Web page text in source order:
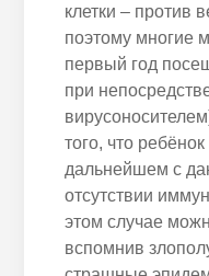
клетки – против
поэтому многие
первый год
при
того, что
дальнейшем с
отсутствии
этом случае
вспомнив